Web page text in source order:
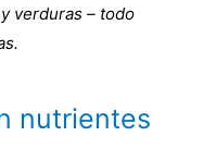
verduras – todo
nutrientes